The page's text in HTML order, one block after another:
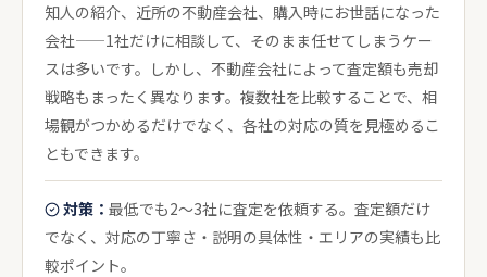
知人の紹介、近所の不動産会社、購入時にお世話になった
会社——1社だけに相談して、そのまま任せてしまうケー
スは多いです。しかし、不動産会社によって査定額も売却
戦略もまったく異なります。複数社を比較することで、相
場観がつかめるだけでなく、各社の対応の質を見極めるこ
ともできます。
対策： 最低でも2〜3社に査定を依頼する。査定額だけ
でなく、対応の丁寧さ・説明の具体性・エリアの実績も比
較ポイント。